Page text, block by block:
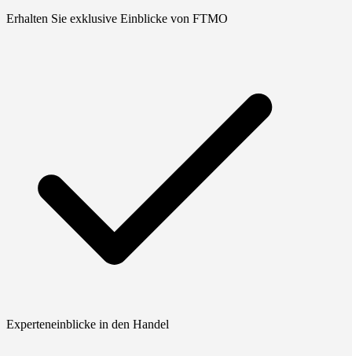
Erhalten Sie exklusive Einblicke von FTMO
Experteneinblicke in den Handel